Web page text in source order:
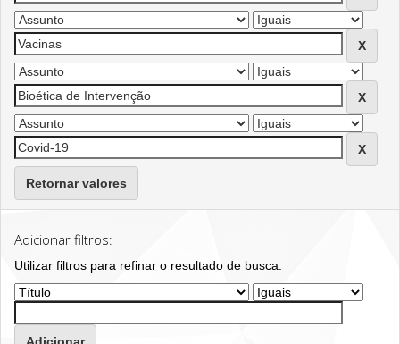
Retornar valores
Adicionar filtros:
Utilizar filtros para refinar o resultado de busca.